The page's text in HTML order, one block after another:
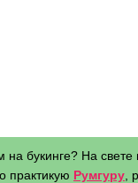
букинге? На свете
практикую Румгуру ,